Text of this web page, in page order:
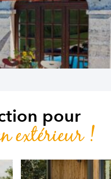
pour
extérieur !